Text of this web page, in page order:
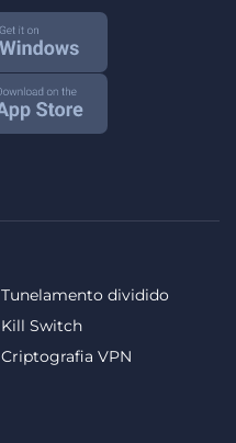
Tunelamento dividido
Kill Switch
Criptografia VPN